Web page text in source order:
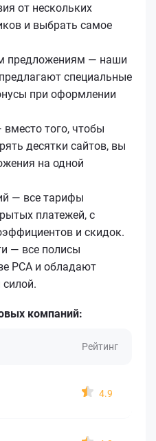
от нескольких
и выбрать самое
предложениям — наши
специальные
при оформлении
того, чтобы
десятки сайтов, вы
на одной
— все тарифы
платежей, с
и скидок.
— все полисы
РСА и обладают
компаний:
Рейтинг
4.9